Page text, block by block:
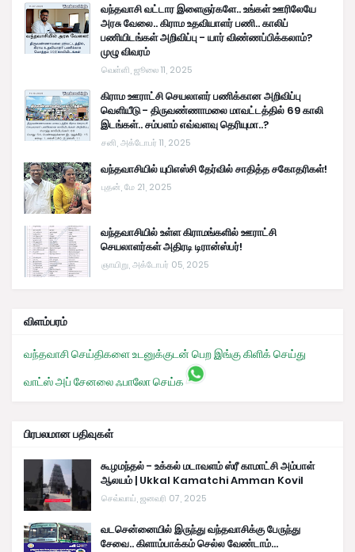
வந்தவாசி வட்டார இளைஞர்களே.. உங்கள் ஊரிலேயே
அரசு வேலை.. கிராம உதவியாளர் பணி.. காலிப்
பணியிடங்கள் அறிவிப்பு - யார் விண்ணப்பிக்கலாம்?
முழு விவரம்
வெள்ளி, ஜூலை 11, 2025
கிராம ஊராட்சி செயலாளர் பணிக்கான அறிவிப்பு
வெளியீடு - திருவண்ணாமலை மாவட்டத்தில் 69 காலி
இடங்கள்.. சம்பளம் எவ்வளவு தெரியுமா..?
சனி, அக்டோபர் 11, 2025
வந்தவாசியில் யுபிஎஸ்சி தேர்வில் சாதித்த சகோதரிகள்!
புதன், மே 21, 2025
வந்தவாசியில் உள்ள கிராமங்களில் ஊராட்சி
செயலாளர்கள் அதிரடி டிரான்ஸ்பர்!
ஞாயிறு, அக்டோபர் 05, 2025
விளம்பரம்
வந்தவாசி செய்திகளை உடனுக்குடன் பெற இங்கு கிளிக் செய்து
வாட்ஸ் அப் சேனலை ஃபாலோ செய்க
பிரபலமான பதிவுகள்
கூழமந்தல் - உக்கல் மடாவளம் ஸ்ரீ காமாட்சி அம்பாள்
ஆலயம் | Ukkal Kamatchi Amman Kovil
செவ்வாய், ஜனவரி 07, 2025
வடசென்னையில் இருந்து வந்தவாசிக்கு பேருந்து
சேவை.. கிளாம்பாக்கம் செல்ல வேண்டாம்...